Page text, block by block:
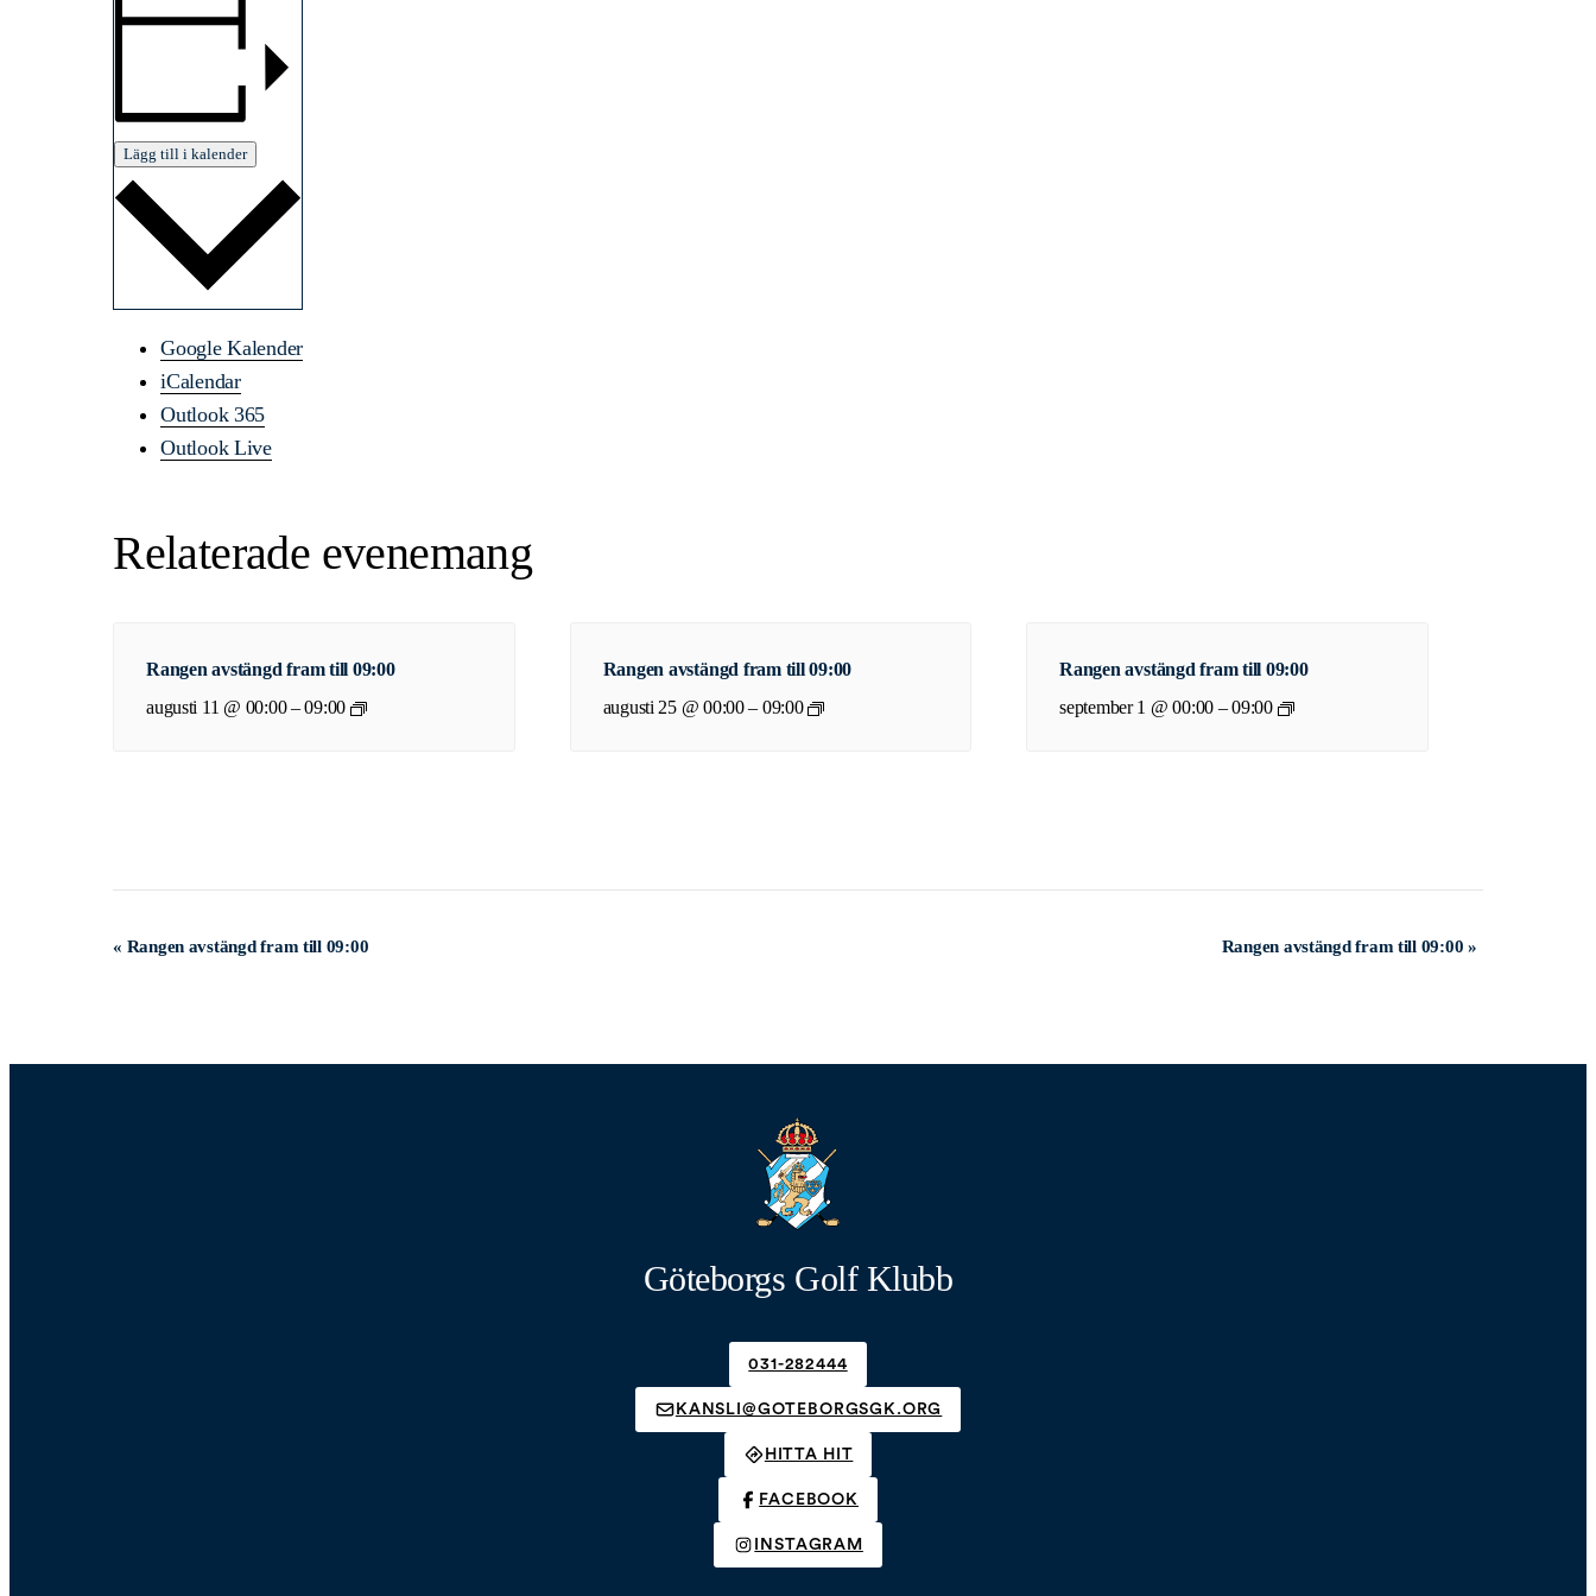
Lägg till i kalender
Google Kalender
iCalendar
Outlook 365
Outlook Live
Relaterade evenemang
Rangen avstängd fram till 09:00
augusti 11 @ 00:00–09:00
Rangen avstängd fram till 09:00
augusti 25 @ 00:00– 09:00
Rangen avstängd fram till 09:00
september 1 @ 00:00 –09:00
Evenemang-
« Rangen avstängd fram till 09:00 Rangen avstängd fram till 09:00»
Göteborgs Golf Klubb
031-282444
KANSLI@GOTEBORGSGK.ORG
HITTA HIT
FACEBOOK
INSTAGRAM